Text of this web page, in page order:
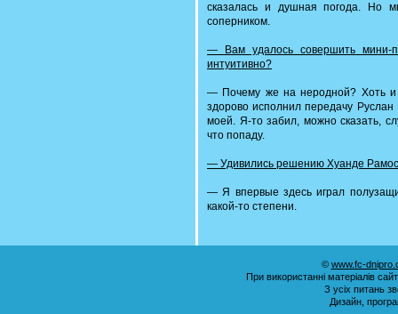
сказалась и душная погода. Но
соперником.
— Вам удалось совершить мини-
интуитивно?
— Почему же на неродной? Хоть и
здорово исполнил передачу
моей. Я-то забил, можно сказать,
что попаду.
— Удивились решению Хуанде
— Я впервые здесь играл
какой-то степени.
© www.fc-
При використанні матеріалів
З усіх питань
Дизайн,